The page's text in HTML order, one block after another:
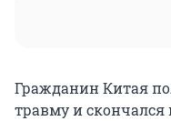
Гражданин Китая
травму и скончался